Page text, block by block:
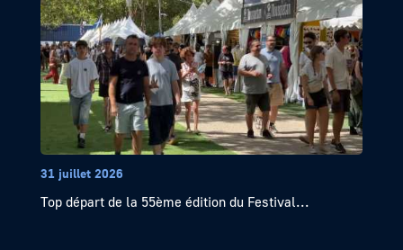
31 juillet 2026
Top départ de la 55ème édition du Festival...